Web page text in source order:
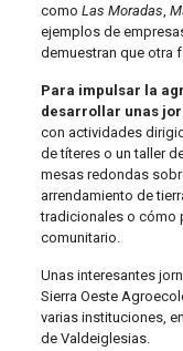
como Las Moradas,
ejemplos de
demuestran que otra
Para impulsar la
desarrollar unas
con actividades
de títeres o un taller
mesas redondas
arrendamiento de
tradicionales o cómo
comunitario.
Unas interesantes
Sierra Oeste
varias instituciones,
de Valdeiglesias.